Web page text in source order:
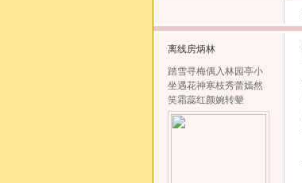
离线房炳林
踏雪寻梅偶入林园亭小
坐遇花神寒枝秀蕾嫣然
笑霜蕊红颜婉转颦